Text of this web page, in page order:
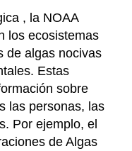
, la NOAA
los ecosistemas
de algas nocivas
Estas
sobre
las personas, las
Por ejemplo, el
de Algas